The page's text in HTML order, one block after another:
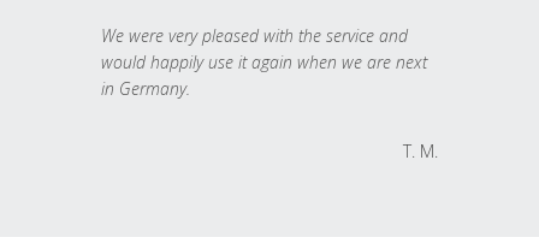
We were very pleased with the service and
would happily use it again when we are next
in Germany.
T. M.